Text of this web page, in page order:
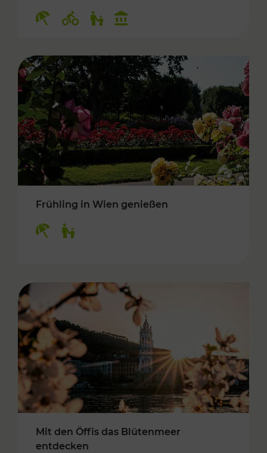
Frühling in Wien genießen
Mit den Öffis das Blütenmeer
entdecken